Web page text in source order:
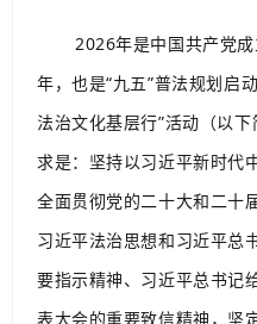
2026年是中国共产党
年，也是“九五”普法规划启
法治文化基层行”活动（以
求是：坚持以习近平新时代
全面贯彻党的二十大和二十
习近平法治思想和习近平总
要指示精神、习近平总书记
表大会的重要致信精神，坚